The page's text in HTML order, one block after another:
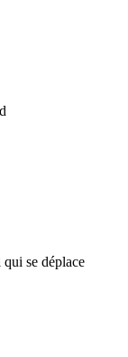
se déplace